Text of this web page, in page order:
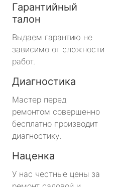
Гарантийный
талон
Выдаем гарантию не
зависимо от сложности
работ.
Диагностика
Мастер перед
ремонтом совершенно
бесплатно производит
диагностику.
Наценка
У нас честные цены за